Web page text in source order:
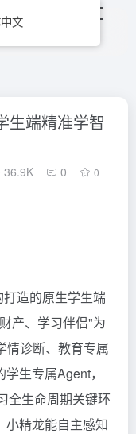
生端精准学智
36.9K 0 0
造的原生学生端
产、学习伴侣"为
情诊断、教育专属
生专属Agent，
全生命周期关键环
小精龙能自主感知
文